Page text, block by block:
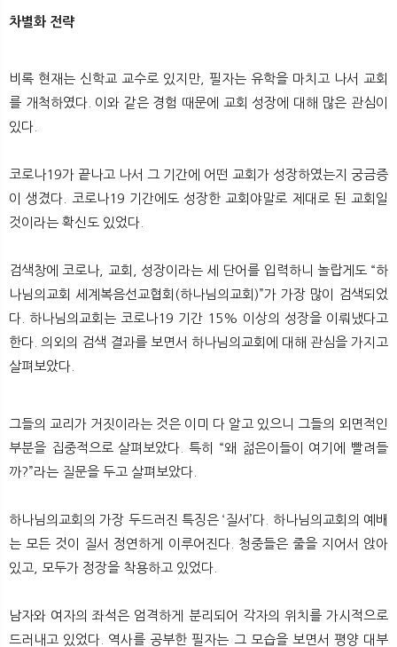
차별화 전략
비록 현재는 신학교 교수로 있지만, 필자는 유학을 마치고 나서 교회
를 개척하였다. 이와 같은 경험 때문에 교회 성장에 대해 많은 관심이
있다.
코로나19가 끝나고 나서 그 기간에 어떤 교회가 성장하였는지 궁금증
이 생겼다. 코로나19 기간에도 성장한 교회야말로 제대로 된 교회일
것이라는 확신도 있었다.
검색창에 코로나, 교회, 성장이라는 세 단어를 입력하니 놀랍게도 “하
나님의교회 세계복음선교협회(하나님의교회)”가 가장 많이 검색되었
다. 하나님의교회는 코로나19 기간 15% 이상의 성장을 이뤄냈다고
한다. 의외의 검색 결과를 보면서 하나님의교회에 대해 관심을 가지고
살펴보았다.
그들의 교리가 거짓이라는 것은 이미 다 알고 있으니 그들의 외면적인
부분을 집중적으로 살펴보았다. 특히 “왜 젊은이들이 여기에 빨려들
까?”라는 질문을 두고 살펴보았다.
하나님의교회의 가장 두드러진 특징은 ‘질서’다. 하나님의교회의 예배
는 모든 것이 질서 정연하게 이루어진다. 청중들은 줄을 지어서 앉아
있고, 모두가 정장을 착용하고 있었다.
남자와 여자의 좌석은 엄격하게 분리되어 각자의 위치를 가시적으로
드러내고 있었다. 역사를 공부한 필자는 그 모습을 보면서 평양 대부